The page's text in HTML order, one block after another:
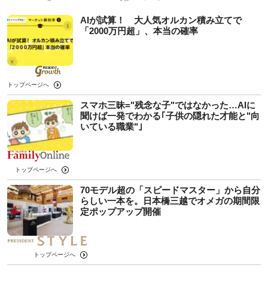
AIが試算！ 大人気オルカン積み立てで
「2000万円超」、本当の確率
トップページへ
スマホ三昧="残念な子"ではなかった…AIに
聞けば一発でわかる｢子供の隠れた才能と"向
いている職業"｣
トップページへ
70モデル超の「スピードマスター」から自分
らしい一本を。日本橋三越でオメガの期間限
定ポップアップ開催
トップページへ